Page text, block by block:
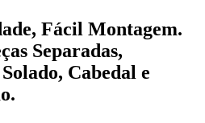
Fácil Montagem.
Separadas,
Cabedal e